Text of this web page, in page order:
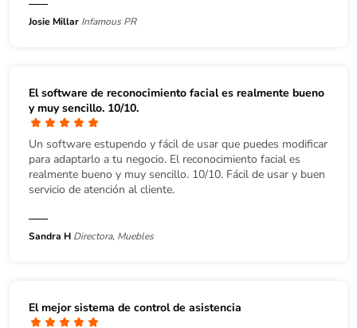
Josie Millar Infamous PR
El software de reconocimiento facial es realmente bueno
y muy sencillo. 10/10.
Un software estupendo y fácil de usar que puedes modificar
para adaptarlo a tu negocio. El reconocimiento facial es
realmente bueno y muy sencillo. 10/10. Fácil de usar y buen
servicio de atención al cliente.
Sandra H Directora, Muebles
El mejor sistema de control de asistencia